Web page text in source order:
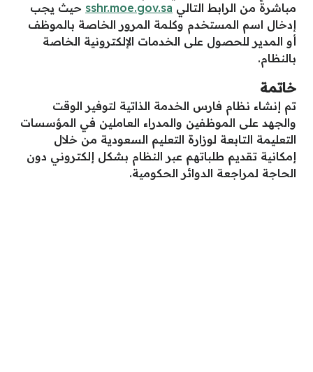
مباشرةً من الرابط التالي sshr.moe.gov.sa حيث يجب
إدخال اسم المستخدم وكلمة المرور الخاصة بالموظف
أو المدير للحصول على الخدمات الإلكترونية الخاصة
بالنظام.
خاتمة
تم إنشاء نظام فارس الخدمة الذاتية لتوفير الوقت
والجهد على الموظفين والمدراء العاملين في المؤسسات
التعليمة التابعة لوزارة التعليم السعودية من خلال
إمكانية تقديم طلباتهم عبر النظام بشكل إلكتروني دون
الحاجة لمراجعة الدوائر الحكومية.